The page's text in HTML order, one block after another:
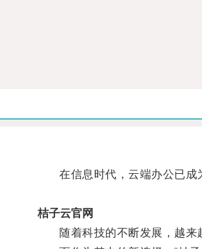
在信息时代，云端办公已成
桔子云官网
随着科技的不断发展，越来越